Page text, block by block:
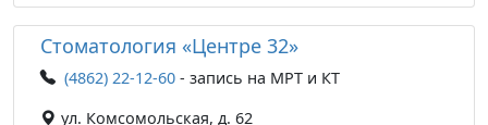
Стоматология «Центре 32»
(4862) 22-12-60 - запись на МРТ и КТ
ул. Комсомольская, д. 62